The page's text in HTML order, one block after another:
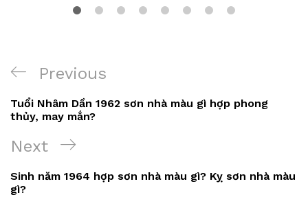
Điều
hướng
bài
viết
Previous
Post
Previous
Tuổi Nhâm Dần 1962 sơn nhà màu gì hợp phong
thủy, may mắn?
Next
Post
Next
Sinh năm 1964 hợp sơn nhà màu gì? Kỵ sơn nhà màu
gì?